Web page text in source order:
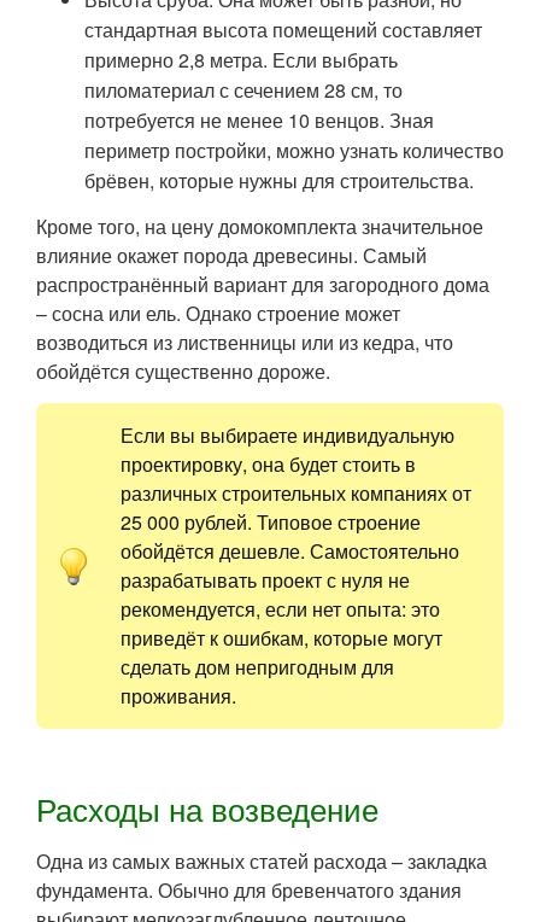
стандартная высота помещений составляет
примерно 2,8 метра. Если выбрать
пиломатериал с сечением 28 см, то
потребуется не менее 10 венцов. Зная
периметр постройки, можно узнать количество
брёвен, которые нужны для строительства.
Кроме того, на цену домокомплекта значительное
влияние окажет порода древесины. Самый
распространённый вариант для загородного дома
– сосна или ель. Однако строение может
возводиться из лиственницы или из кедра, что
обойдётся существенно дороже.
Если вы выбираете индивидуальную
проектировку, она будет стоить в
различных строительных компаниях от
25 000 рублей. Типовое строение
обойдётся дешевле. Самостоятельно
разрабатывать проект с нуля не
рекомендуется, если нет опыта: это
приведёт к ошибкам, которые могут
сделать дом непригодным для
проживания.
Расходы на возведение
Одна из самых важных статей расхода – закладка
фундамента. Обычно для бревенчатого здания